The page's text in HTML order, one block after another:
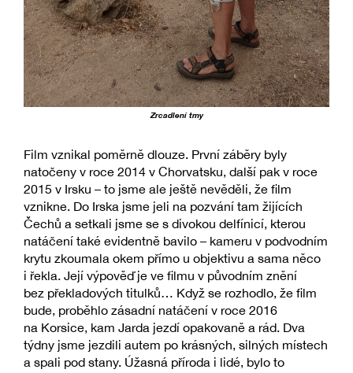
Zrcadlení tmy
Film vznikal poměrně dlouze. První záběry byly
natočeny v roce 2014 v Chorvatsku, další pak v roce
2015 v Irsku – to jsme ale ještě nevěděli, že film
vznikne. Do Irska jsme jeli na pozvání tam žijících
Čechů a setkali jsme se s divokou delfínicí, kterou
natáčení také evidentně bavilo – kameru v podvodním
krytu zkoumala okem přímo u objektivu a sama něco
i řekla. Její výpověď je ve filmu v původním znění
bez překladových titulků… Když se rozhodlo, že film
bude, proběhlo zásadní natáčení v roce 2016
na Korsice, kam Jarda jezdí opakovaně a rád. Dva
týdny jsme jezdili autem po krásných, silných místech
a spali pod stany. Úžasná příroda i lidé, bylo to